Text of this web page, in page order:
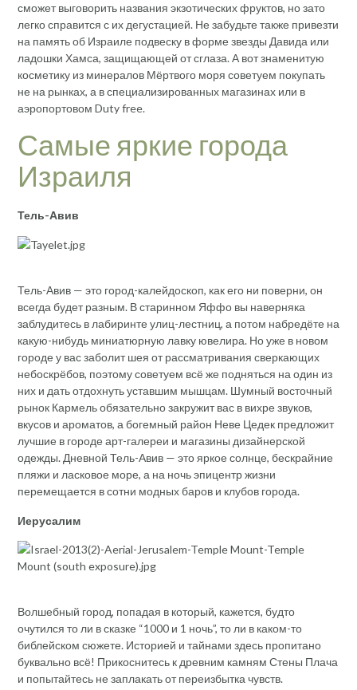
сможет выговорить названия экзотических фруктов, но зато
легко справится с их дегустацией. Не забудьте также привезти
на память об Израиле подвеску в форме звезды Давида или
ладошки Хамса, защищающей от сглаза. А вот знаменитую
косметику из минералов Мёртвого моря советуем покупать
не на рынках, а в специализированных магазинах или в
аэропортовом Duty free.
Самые яркие города
Израиля
Тель-Авив
Тель-Авив — это город-калейдоскоп, как его ни поверни, он
всегда будет разным. В старинном Яффо вы наверняка
заблудитесь в лабиринте улиц-лестниц, а потом набредёте на
какую-нибудь миниатюрную лавку ювелира. Но уже в новом
городе у вас заболит шея от рассматривания сверкающих
небоскрёбов, поэтому советуем всё же подняться на один из
них и дать отдохнуть уставшим мышцам. Шумный восточный
рынок Кармель обязательно закружит вас в вихре звуков,
вкусов и ароматов, а богемный район Неве Цедек предложит
лучшие в городе арт-галереи и магазины дизайнерской
одежды. Дневной Тель-Авив — это яркое солнце, бескрайние
пляжи и ласковое море, а на ночь эпицентр жизни
перемещается в сотни модных баров и клубов города.
Иерусалим
Волшебный город, попадая в который, кажется, будто
очутился то ли в сказке “1000 и 1 ночь”, то ли в каком-то
библейском сюжете. Историей и тайнами здесь пропитано
буквально всё! Прикоснитесь к древним камням Стены Плача
и попытайтесь не заплакать от переизбытка чувств.